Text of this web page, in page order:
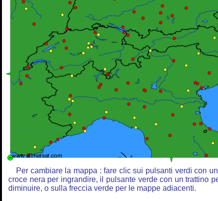
Per cambiare la mappa : fare clic sui pulsanti verdi con
croce nera per ingrandire, il pulsante verde con un trattino
diminuire, o sulla freccia verde per le mappe adiacenti.